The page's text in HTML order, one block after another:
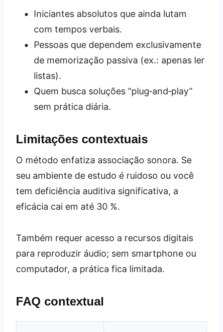
Iniciantes absolutos que ainda lutam
com tempos verbais.
Pessoas que dependem exclusivamente
de memorização passiva (ex.: apenas ler
listas).
Quem busca soluções “plug‑and‑play”
sem prática diária.
Limitações contextuais
O método enfatiza associação sonora. Se
seu ambiente de estudo é ruidoso ou você
tem deficiência auditiva significativa, a
eficácia cai em até 30 %.
Também requer acesso a recursos digitais
para reproduzir áudio; sem smartphone ou
computador, a prática fica limitada.
FAQ contextual